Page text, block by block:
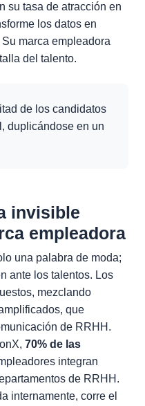
su tasa de atracción en
los datos en
marca empleadora
del talento.
de los candidatos
duplicándose en un
invisible
empleadora
una palabra de moda;
ante los talentos. Los
mezclando
que
de RRHH.
70% de las
integran
de RRHH.
internamente, corre el